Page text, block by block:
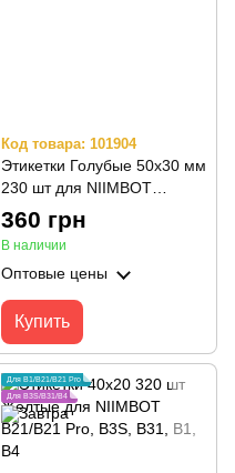
Код товара: 101904
Этикетки Голубые 50х30 мм
230 шт для NIIMBOT
B21/B21 Pro, B1, B3S, B31,
B4
360 грн
В наличии
Оптовые цены
Купить
Для B1/B21/B21 Pro
Для B3S/B31/B4